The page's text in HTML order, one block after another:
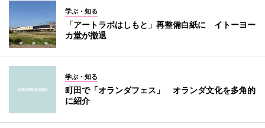
学ぶ・知る
「アートラボはしもと」再整備白紙に イトーヨー
カ堂が撤退
学ぶ・知る
町田で「オランダフェス」 オランダ文化を多角的
に紹介